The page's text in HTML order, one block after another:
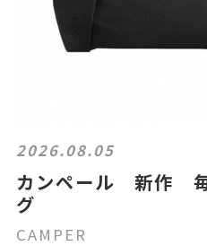
2026.08.05
カンペール 新作 毎
グ
CAMPER